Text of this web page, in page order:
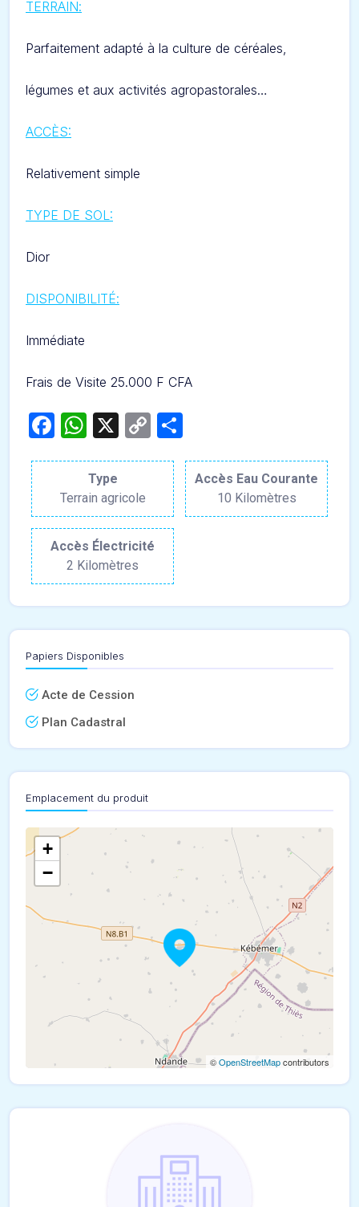
TERRAIN:
Parfaitement adapté à la culture de céréales,
légumes et aux activités agropastorales…
ACCÈS:
Relativement simple
TYPE DE SOL:
Dior
DISPONIBILITÉ:
Immédiate
Frais de Visite 25.000 F CFA
Facebook
WhatsApp
X
Copy
Type
Terrain agricole
Accès Eau Courante
10 Kilomètres
Accès Électricité
2 Kilomètres
Papiers Disponibles
Acte de Cession
Plan Cadastral
Emplacement du produit
+
−
©OpenStreetMapcontributors